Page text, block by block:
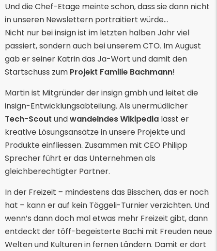
Und die Chef-Etage meinte schon, dass sie dann nicht
in unseren Newslettern portraitiert würde…
Nicht nur bei insign ist im letzten halben Jahr viel
passiert, sondern auch bei unserem CTO. Im August
gab er seiner Katrin das Ja-Wort und damit den
Startschuss zum Projekt Familie Bachmann!
Martin ist Mitgründer der insign gmbh und leitet die
insign-Entwicklungsabteilung. Als unermüdlicher
Tech-Scout undwandelndes Wikipedia lässt er
kreative Lösungsansätze in unsere Projekte und
Produkte einfliessen. Zusammen mit CEO Philipp
Sprecher führt er das Unternehmen als
gleichberechtigter Partner.
In der Freizeit – mindestens das Bisschen, das er noch
hat – kann er auf kein Töggeli-Turnier verzichten. Und
wenn’s dann doch mal etwas mehr Freizeit gibt, dann
entdeckt der töff-begeisterte Bachi mit Freuden neue
Welten und Kulturen in fernen Ländern. Damit er dort